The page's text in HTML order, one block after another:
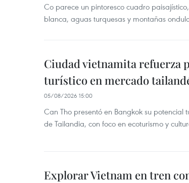
Co parece un pintoresco cuadro
blanca, aguas turquesas y montañas
Ciudad vietnamita refuerza
turístico en mercado
05/08/2026 15:00
Can Tho presentó en Bangkok su potencial
de Tailandia, con foco en ecoturismo y
Explorar Vietnam en tren